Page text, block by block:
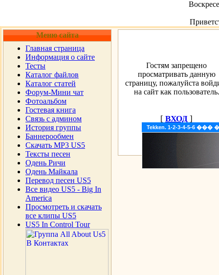
Меню сайта
Главная страница
Информация о сайте
Тесты
Каталог файлов
Каталог статей
Форум-Мини чат
Фотоальбом
Гостевая книга
Cвязь с админом
История группы
Баннерообмен
Скачать MP3 US5
Тексты песен
Одень Ричи
Одень Майкала
Перевод песен US5
Все видео US5 - Big In
America
Просмотреть и скачать
все клипы US5
US5 In Control Tour
Tekken. 1-2-3-4-5-6
Гостям запрещено
просматривать данную
страницу, пожалуйста
на сайт как пользователь.
[ ВХОД ]